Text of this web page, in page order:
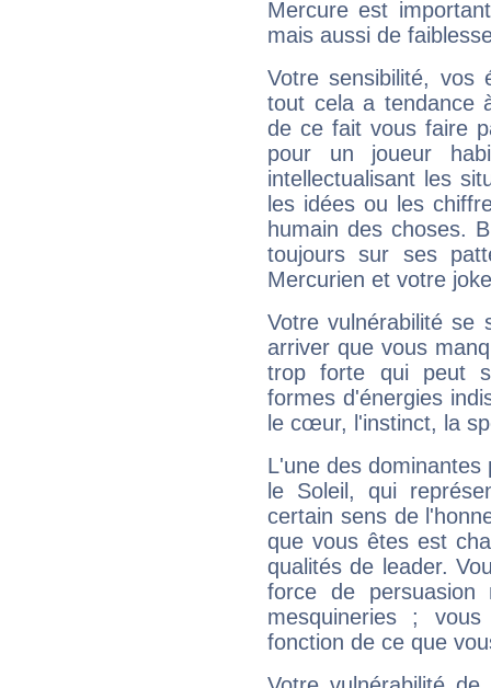
Mercure est
mais aussi de
Votre sensibilité,
tout cela a tendance
de ce fait vous faire
pour un joueur
intellectualisant les
les idées ou les
humain des choses.
toujours sur ses
Mercurien et votre
Votre vulnérabilité se
arriver que vous
trop forte qui peut
formes d'énergies
le cœur, l'instinct, la
L'une des
le Soleil, qui
certain sens de
que vous êtes est
qualités de leader.
force de
mesquineries ;
fonction de ce que